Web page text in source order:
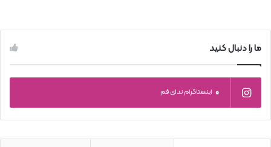
ما را دنبال کنید
0 اینستاگرام ندای قم